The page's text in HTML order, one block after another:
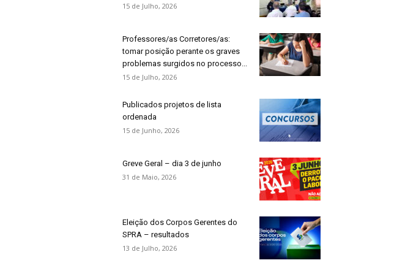
15 de Julho, 2026
Professores/as Corretores/as:
tomar posição perante os graves
problemas surgidos no processo...
15 de Julho, 2026
Publicados projetos de lista
ordenada
15 de Junho, 2026
Greve Geral – dia 3 de junho
31 de Maio, 2026
Eleição dos Corpos Gerentes do
SPRA – resultados
13 de Julho, 2026